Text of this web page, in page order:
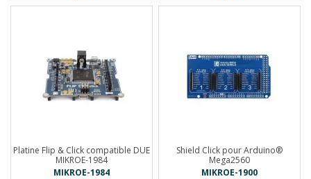
Platine Flip & Click compatible DUE
MIKROE-1984
MIKROE-1984
Shield Click pour Arduino®
Mega2560
MIKROE-1900